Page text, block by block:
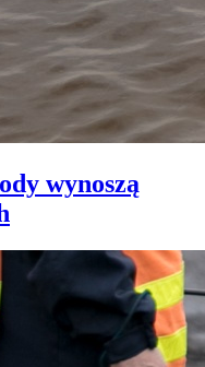
wynoszą